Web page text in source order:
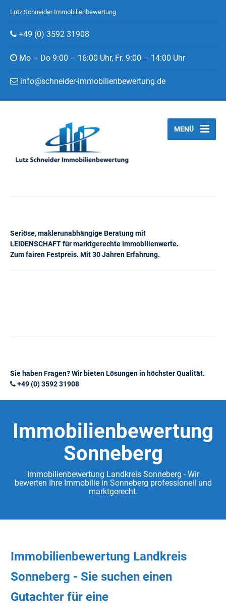
Lutz Schneider Immobilienbewertung
+49 (0) 3592 31908
Mo – Do 9:00 – 16:00 Uhr, Fr. 9:00 – 14:00 Uhr
info@schneider-immobilienbewertung.de
Seriöse, maklerunabhängige Beratung mit
LEIDENSCHAFT für marktgerechte Immobilienwerte.
Zum fairen Festpreis. Mit 30 Jahren Erfahrung.
MENÜ
Sie haben Fragen? Wir bieten Lösungen in höchster Qualität.
+49 (0) 3592 31908
Immobilienbewertung
Sonneberg
Immobilienbewertung Landkreis Sonneberg - Wir
bewerten Ihre Immobilie in Sonneberg professionell und
marktgerecht.
Immobilienbewertung Landkreis
Sonneberg - Sie suchen einen
Gutachter für eine